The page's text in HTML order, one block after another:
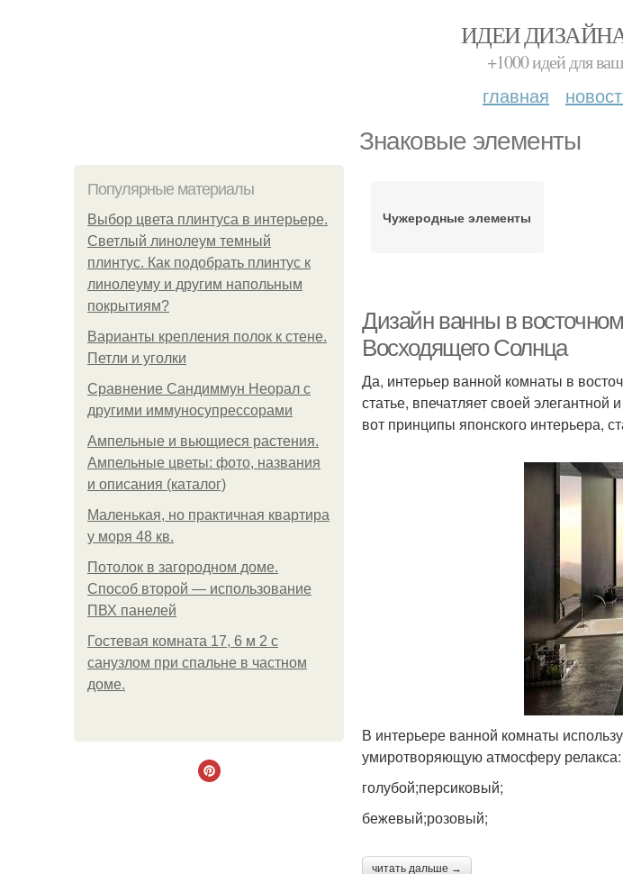
ИДЕИ
+1000 идей для
главная
Знаковые элементы
Популярные материалы
Выбор цвета плинтуса в интерьере.
Светлый линолеум темный
плинтус. Как подобрать плинтус к
линолеуму и другим напольным
покрытиям?
Варианты крепления полок к стене.
Петли и уголки
Сравнение Сандиммун Неорал с
другими иммуносупрессорами
Ампельные и вьющиеся растения.
Ампельные цветы: фото, названия
и описания (каталог)
Маленькая, но практичная квартира
у моря 48 кв.
Потолок в загородном доме.
Способ второй — использование
ПВХ панелей
Гостевая комната 17, 6 м 2 с
санузлом при спальне в частном
доме.
Чужеродные элементы
Дизайн ванны в
Восходящего Солнца
Да, интерьер ванной комнаты в
статье, впечатляет своей
вот принципы японского интерьера,
В интерьере ванной комнаты
умиротворяющую атмосферу релакса:
голубой;персиковый;
бежевый;розовый;
читать дальше →